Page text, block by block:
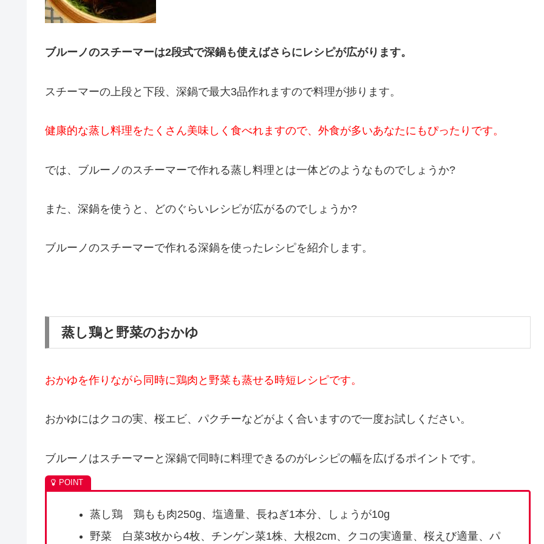
ブルーノのスチーマーは2段式で深鍋も使えばさらにレシピが広がります。
スチーマーの上段と下段、深鍋で最大3品作れますので料理が捗ります。
健康的な蒸し料理をたくさん美味しく食べれますので、外食が多いあなたにもぴったりです。
では、ブルーノのスチーマーで作れる蒸し料理とは一体どのようなものでしょうか?
また、深鍋を使うと、どのぐらいレシピが広がるのでしょうか?
ブルーノのスチーマーで作れる深鍋を使ったレシピを紹介します。
蒸し鶏と野菜のおかゆ
おかゆを作りながら同時に鶏肉と野菜も蒸せる時短レシピです。
おかゆにはクコの実、桜エビ、パクチーなどがよく合いますので一度お試しください。
ブルーノはスチーマーと深鍋で同時に料理できるのがレシピの幅を広げるポイントです。
蒸し鶏 鶏もも肉250g、塩適量、長ねぎ1本分、しょうが10g
野菜 白菜3枚から4枚、チンゲン菜1株、大根2cm、クコの実適量、桜えび適量、パ